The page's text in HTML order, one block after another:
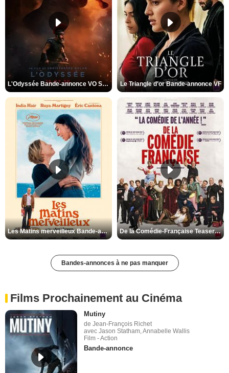
L'Odyssée Bande-annonce VO STFR Le Triangle d'or Bande-annonce VF
Les Matins merveilleux Bande-annonce VF De la Comédie-Française Teaser VF
Bandes-annonces à ne pas manquer
Films Prochainement au Cinéma
Mutiny
de Jean-François Richet
avec Jason Statham, Annabelle Wallis
Film - Action
Bande-annonce